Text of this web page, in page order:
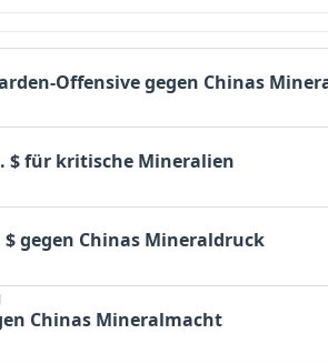
Offensive gegen Chinas
$ für kritische Mineralien
$ gegen Chinas Mineraldruck
Chinas Mineralmacht